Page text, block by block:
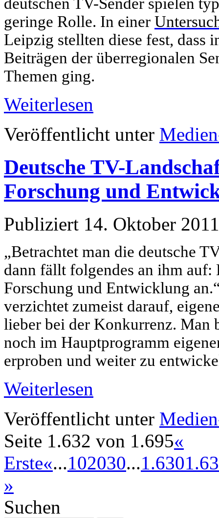
geringe Rolle. In einer
Leipzig stellten diese fest, dass
Beiträgen der überregionalen
Themen ging.
Weiterlesen
Veröffentlicht unter
Deutsche TV-
Forschung und
Publiziert 14. Oktober 2011
„Betrachtet man die deutsche
dann fällt folgendes an ihm
Forschung und Entwicklung
verzichtet zumeist darauf,
lieber bei der Konkurrenz. Man
noch im Hauptprogramm
erproben und weiter zu
Weiterlesen
Veröffentlicht unter
Seite 1.632 von 1.695«
Erste«...102030...1.630
»
Suchen